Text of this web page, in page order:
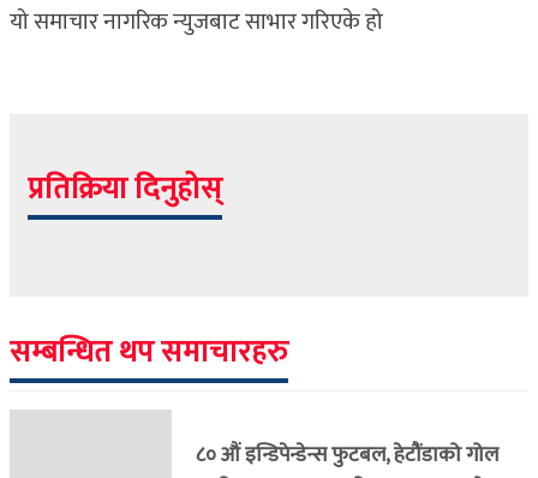
यो समाचार नागरिक न्युजबाट साभार गरिएके हो
प्रतिक्रिया दिनुहोस्
सम्बन्धित थप समाचारहरु
८० औं इन्डिपेन्डेन्स फुटबल, हेटौंडाको गोल